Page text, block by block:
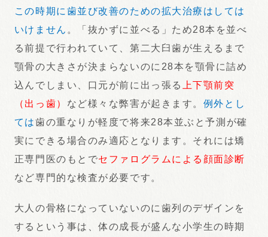
この時期に歯並び改善のための拡大治療はしては
いけません 。「抜かずに並べる」ため28本を並べ
る前提で行われていて、第二大臼歯が生えるまで
顎骨の大きさが決まらないのに28本を顎骨に詰め
込んでしまい、口元が前に出っ張る
上下顎前突
（出っ歯） など様々な弊害が起きます。 例外とし
ては歯の重なりが軽度で将来28本並ぶと予測が確
実にできる場合のみ適応となります。それには矯
正専門医のもとでセファログラムによる顔面診断
など専門的な検査が必要です。
大人の骨格になっていないのに歯列のデザインを
するという事は、体の成長が盛んな小学生の時期